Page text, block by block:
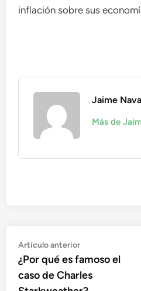
inflación sobre sus
Jaime
Más de
Navegación
de
entradas
Artículo anteriorArtículo
anterior:
¿Por qué es famoso el
caso de Charles